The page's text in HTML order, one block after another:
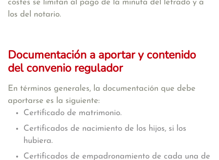
costes se limitan al pago de la minuta del letrado y a
los del notario.
Documentación a aportar y contenido
del convenio regulador
En términos generales, la documentación que debe
aportarse es la siguiente:
Certificado de matrimonio.
Certificados de nacimiento de los hijos, si los
hubiera.
Certificados de empadronamiento de cada una de